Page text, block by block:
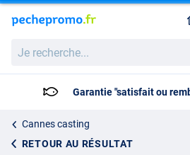
recherche...
Garantie "satisfait ou
Cannes casting
RETOUR AU RÉSULTAT